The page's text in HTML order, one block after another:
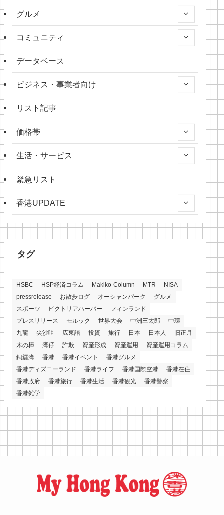
グルメ
コミュニティ
データベース
ビジネス・事業者向け
リスト記事
価格帯
生活・サービス
緊急リスト
香港UPDATE
タグ
HSBC HSP経済コラム Makiko-Column MTR
NISA
pressrelease
お散歩ログ オーシャンパーク
グルメ
スポーツ
ビクトリアハーバー
フィンランド
プレスリリース
モルック 世界大会 中洲三太郎
中環
九龍
尖沙咀 広東語 投資 旅行 日本 日本人
旧正月
木の棒
湾仔 詐欺 資産形成 資産運用
資産運用コラム
銅鑼湾
香港 香港イベント
香港グルメ
香港ディズニーランド
香港ライフ 香港国際空港
香港在住
香港政府
香港旅行 香港生活 香港観光
香港警察
香港雑学